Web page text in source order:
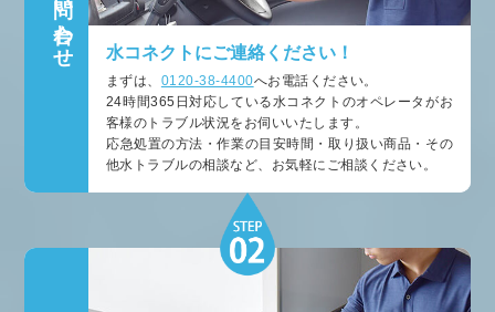
水コネクトにご連絡ください！
まずは、 0120-38-4400へお電話ください。
24時間365日対応している水コネクトのオペレータがお
客様のトラブル状況をお伺いいたします。
応急処置の方法・作業の目安時間・取り扱い商品・その
他水トラブルの相談など、お気軽にご相談ください。